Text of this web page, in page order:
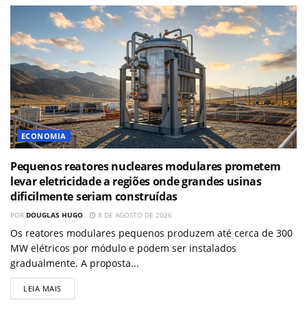
ECONOMIA
Pequenos reatores nucleares modulares prometem
levar eletricidade a regiões onde grandes usinas
dificilmente seriam construídas
POR DOUGLAS HUGO 8 DE AGOSTO DE 2026
Os reatores modulares pequenos produzem até cerca de 300
MW elétricos por módulo e podem ser instalados
gradualmente. A proposta...
LEIA MAIS